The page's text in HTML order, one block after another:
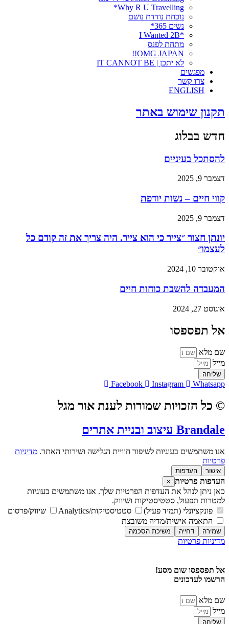
Why R U Travelling*
נוכחת נודדת נושם
נשים 365*
*I Wanted 2B
מתחת לפנס
OMG JAPAN!!
לא יתכן | IT CANNOT BE
מפגשים
צרו קשר
ENGLISH
תקנון שימוש באתר
חדש בבלוג
להסתכל בעיניים
דצמבר 9, 2025
קווי חיים – נשות יודפת
דצמבר 9, 2025
יונתן חצור ״צייר כי הוא צייר. היה צריך את זה קודם כל
לעצמו״
אוקטובר 10, 2024
המעבדה להשבת כוחות חיים
אוגוסט 27, 2024
אל תפספסו
שם מלא
מייל
שליחה
Facebook Instagram Whatsapp
© כל הזכויות שמורות לענת אור מגל
Brandale עיצוב ובניית אתרים
אנו משתמשים בעוגיות לשיפור חוויית הגלישה ושירותי האתר. מדיניות
פרטיות
אישור העדפות
העדפות פרטיות ×
כאן ניתן לנהל את העדפות הפרטיות שלך. אנו משתמשים בעוגיות
למטרות תפעול, סטטיסטיקות ושיווק.
פונקציונלי (תמיד פעיל)
סטטיסטיקות/Analytics
שיווק/פרסום
התאמה אישית/מדיה משובצת
שמירה דחייה משיכת הסכמה
מדיניות פרטיות
אל תפספסו שום מסע!
הרשמו לעדכונים
שם מלא
מייל
שליחה